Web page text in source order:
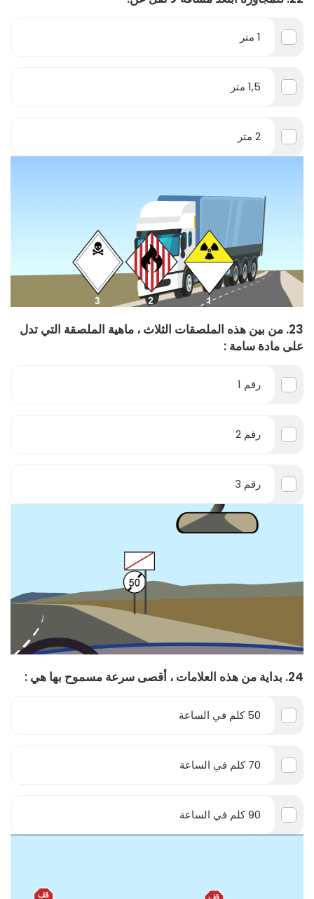
1 متر
1,5 متر
2 متر
23. من بين هذه الملصقات الثلاث ، ماهية الملصقة التي تدل
على مادة سامة :
رقم 1
رقم 2
رقم 3
24. بداية من هذه العلامات ، أقصى سرعة مسموح بها هي :
50 كلم في الساعة
70 كلم في الساعة
90 كلم في الساعة